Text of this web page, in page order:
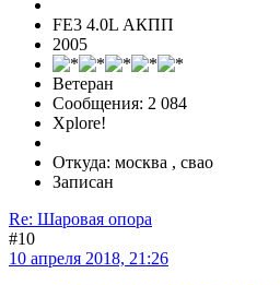
FE3 4.0L АКПП
2005
Ветеран
Сообщения: 2 084
Xplore!
Откуда: москва , свао
Записан
Re: Шаровая опора
#10
10 апреля 2018, 21:26